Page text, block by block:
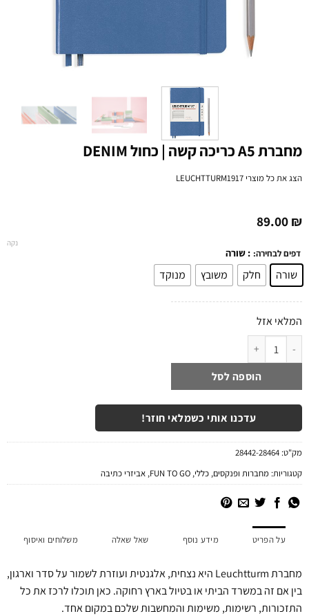
מחברת A5 כריכה קשה | כחול DENIM
הצג את כל מוצריLEUCHTTURM1917
89.00₪
דפים לבחירה: : שורה
שורה חלק משובץ מנוקד
נקה
המלאי אזל
כמות של מחברת A5 כריכה קשה | כחול DENIM
הוספה לסל
עדכנו אותי כשמלאי חוזר!
מק"ט:28442-28464
קטגוריות:מחברות ופנקסים,כללי,
FUN TO GO
,אביזרי כתיבה
על הפריט מידע נוסף שאל שאלה משלוחים ואיסוף
מחברת Leuchtturm היא נצחית, אלגנטית ועוזרת לשמור על סדר וארגון,
בין אם זה במשרד הביתי או בטיול בארץ רחוקה. כאן תוכלו לרכז את כל
התזכורות, רשימות, משימות והמחשבות שלכם במקום אחד.